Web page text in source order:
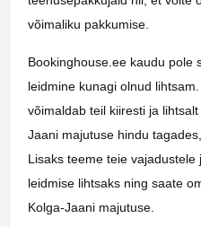
võimaliku pakkumise.
Bookinghouse.ee kaudu pole
leidmine kunagi olnud
võimaldab teil kiiresti ja
Jaani majutuse hindu
Lisaks teeme teie
leidmise lihtsaks ning saate
Kolga-Jaani majutuse.